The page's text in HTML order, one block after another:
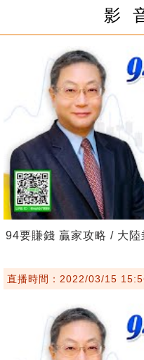
影
94要賺錢 贏家攻略 / 大陸
直播時間：2022/03/15